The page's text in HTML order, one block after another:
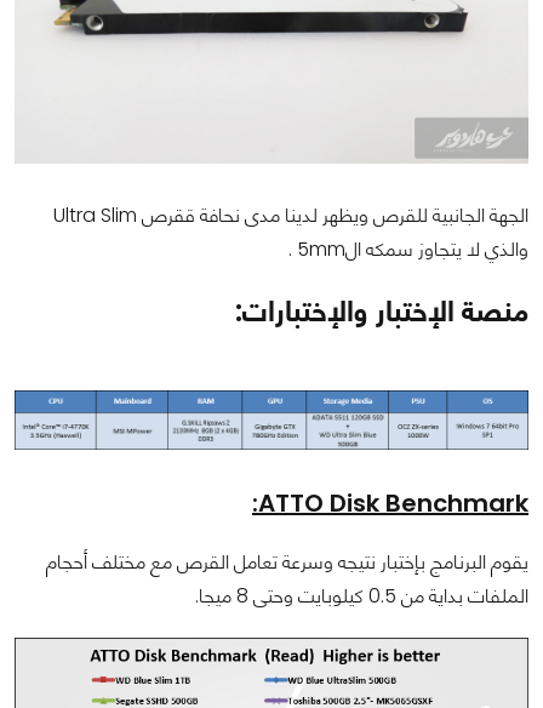
الجهة الجانبية للقرص ويظهر لدينا مدى نحافة ققرص Ultra Slim
والذي لا يتجاوز سمكه ال5mm .
منصة الإختبار والإختبارات:
ATTO Disk Benchmark:
يقوم البرنامج بإختبار نتيجه وسرعة تعامل القرص مع مختلف أحجام
الملفات بداية من 0.5 كيلوبايت وحتى 8 ميجا.